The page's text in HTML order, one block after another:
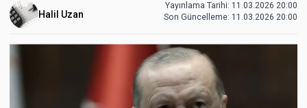
Halil Uzan
Yayınlama Tarihi: 11.03.2026 20:00
Son Güncelleme: 11.03.2026 20:00